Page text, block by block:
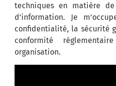
techniques en matière
d’information. Je
confidentialité, la sécurité
conformité
organisation.